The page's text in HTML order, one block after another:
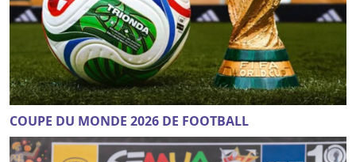
COUPE DU MONDE 2026 DE FOOTBALL